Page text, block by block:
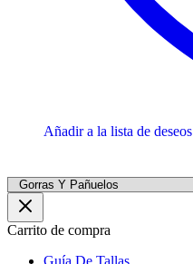
Añadir a la lista de deseos
Carrito de compra
Guía De Tallas